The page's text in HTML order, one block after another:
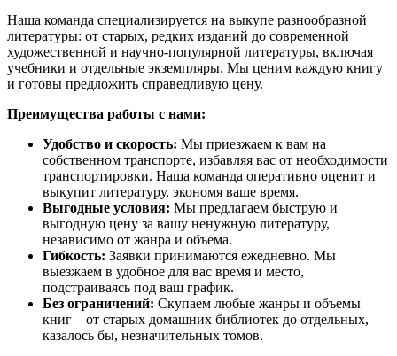
Наша команда специализируется на выкупе разнообразной
литературы: от старых, редких изданий до современной
художественной и научно-популярной литературы, включая
учебники и отдельные экземпляры. Мы ценим каждую книгу
и готовы предложить справедливую цену.
Преимущества работы с нами:
Удобство и скорость: Мы приезжаем к вам на
собственном транспорте, избавляя вас от необходимости
транспортировки. Наша команда оперативно оценит и
выкупит литературу, экономя ваше время.
Выгодные условия: Мы предлагаем быструю и
выгодную цену за вашу ненужную литературу,
независимо от жанра и объема.
Гибкость: Заявки принимаются ежедневно. Мы
выезжаем в удобное для вас время и место,
подстраиваясь под ваш график.
Без ограничений: Скупаем любые жанры и объемы
книг – от старых домашних библиотек до отдельных,
казалось бы, незначительных томов.